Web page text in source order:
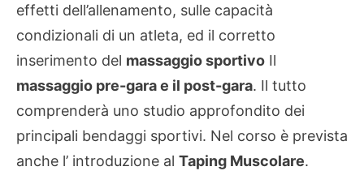
effetti dell’allenamento, sulle capacità
condizionali di un atleta, ed il corretto
inserimento del massaggio sportivo Il
massaggio pre-gara e il post-gara. Il tutto
comprenderà uno studio approfondito dei
principali bendaggi sportivi. Nel corso è prevista
anche l’ introduzione al Taping Muscolare.